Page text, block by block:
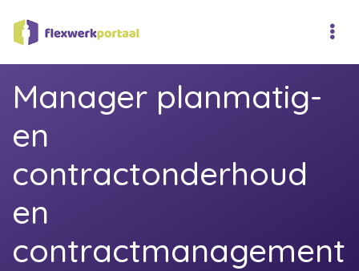
Manager planmatig-
en
contractonderhoud
en
contractmanagement